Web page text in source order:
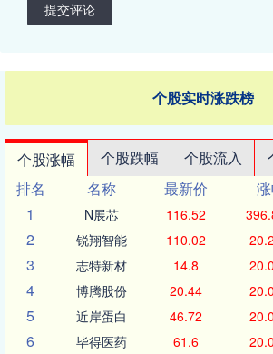
提交评论
个股实时涨跌榜
个股涨幅 个股跌幅 个股流入
排名
名称 最新价
1
N展芯 116.52
2 锐翔智能 110.02
3 志特新材 14.8
4 博腾股份 20.44
5 近岸蛋白 46.72
6 毕得医药 61.6